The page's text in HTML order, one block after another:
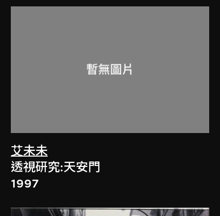
艾未未
透視研究:天安門
1997